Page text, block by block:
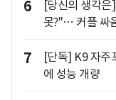
6
[당신의 생각
못?"… 커플 싸
7
[단독] K9 자주
에 성능 개량